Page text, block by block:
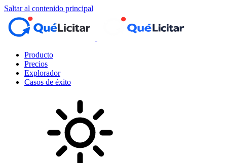
Saltar al contenido principal
Producto
Precios
Explorador
Casos de éxito